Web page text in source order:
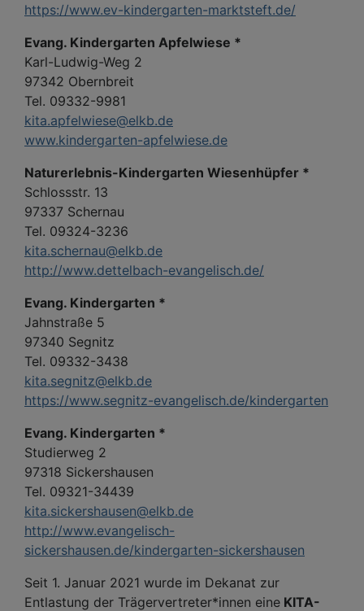
https://www.ev-kindergarten-marktsteft.de/
Evang. Kindergarten Apfelwiese *
Karl-Ludwig-Weg 2
97342 Obernbreit
Tel. 09332-9981
kita.apfelwiese@elkb.de
www.kindergarten-apfelwiese.de
Naturerlebnis-Kindergarten Wiesenhüpfer *
Schlossstr. 13
97337 Schernau
Tel. 09324-3236
kita.schernau@elkb.de
http://www.dettelbach-evangelisch.de/
Evang. Kindergarten *
Jahnstraße 5
97340 Segnitz
Tel. 09332-3438
kita.segnitz@elkb.de
https://www.segnitz-evangelisch.de/kindergarten
Evang. Kindergarten *
Studierweg 2
97318 Sickershausen
Tel. 09321-34439
kita.sickershausen@elkb.de
http://www.evangelisch-
sickershausen.de/kindergarten-sickershausen
Seit 1. Januar 2021 wurde im Dekanat zur
Entlastung der Trägervertreter*innen eine KITA-